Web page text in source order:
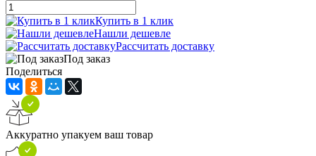
Купить в 1 клик
Нашли дешевле
Рассчитать доставку
Под заказ
Поделиться
Аккуратно упакуем ваш товар